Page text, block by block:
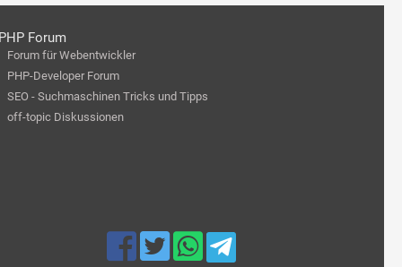
Forum
Forum für Webentwickler
PHP-Developer Forum
SEO - Suchmaschinen Tricks und Tipps
off-topic Diskussionen